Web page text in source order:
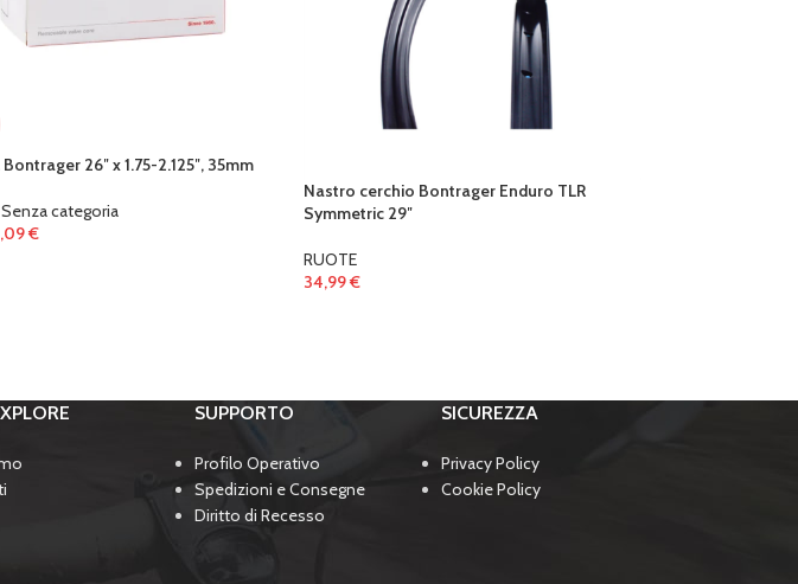
26″ x 1.75-2.125″, 35mm
Senza categoria
€
Nastro cerchio Bontrager Enduro TLR
Symmetric 29″
RUOTE
34,99€
SUPPORTO
Profilo Operativo
Spedizioni e Consegne
Diritto di Recesso
SICUREZZA
Privacy Policy
Cookie Policy